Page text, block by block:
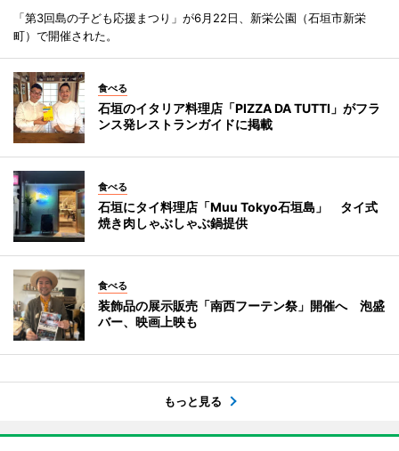
「第3回島の子ども応援まつり」が6月22日、新栄公園（石垣市新栄
町）で開催された。
食べる
石垣のイタリア料理店「PIZZA DA TUTTI」がフラ
ンス発レストランガイドに掲載
食べる
石垣にタイ料理店「Muu Tokyo石垣島」 タイ式
焼き肉しゃぶしゃぶ鍋提供
食べる
装飾品の展示販売「南西フーテン祭」開催へ 泡盛
バー、映画上映も
もっと見る